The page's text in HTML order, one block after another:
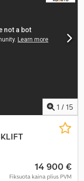
1 / 15
14 900 €
Fiksuota kaina plius PVM